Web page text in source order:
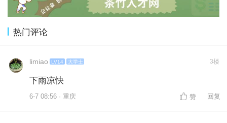
热门评论
limiao LV14 大学士 3楼
下雨凉快
6-7 08:56 · 重庆 赞 回复